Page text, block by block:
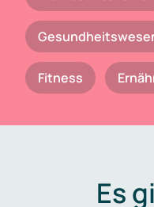
Fitness
Es